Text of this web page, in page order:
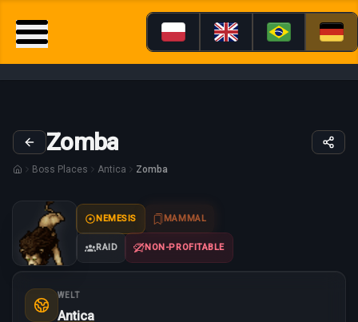
Zomba
Boss Places Antica Zomba
NEMESIS MAMMAL
RAID NON-PROFITABLE
WELT
Antica